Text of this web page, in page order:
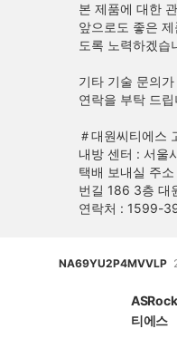
본 제품에 대한
앞으로도 좋은
도록 노력하겠습
기타 기술 문의
연락을 부탁 드립
＃대원씨티에스
내방 센터 : 서울
택배 보내실 주
번길 186 3층 대
연락처 : 1599-
NA69YU2P4MVVLP
티에스